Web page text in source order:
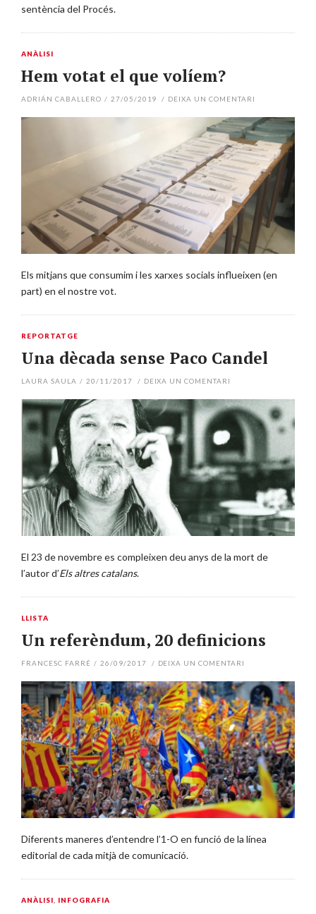
sentència del Procés.
ANÀLISI
Hem votat el que volíem?
ADRIÁN CABALLERO / 27/05/2019 / DEIXA UN COMENTARI
Els mitjans que consumim i les xarxes socials influeixen (en
part) en el nostre vot.
REPORTATGE
Una dècada sense Paco Candel
LAURA SAULA / 20/11/2017 / DEIXA UN COMENTARI
El 23 de novembre es compleixen deu anys de la mort de
l’autor d’Els altres catalans.
LLISTA
Un referèndum, 20 definicions
FRANCESC FARRÉ / 26/09/2017 / DEIXA UN COMENTARI
Diferents maneres d’entendre l’1-O en funció de la línea
editorial de cada mitjà de comunicació.
ANÀLISI INFOGRAFIA